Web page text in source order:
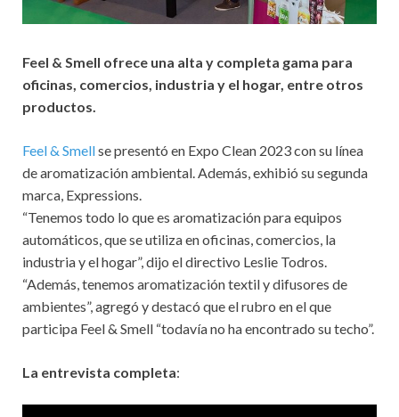
Feel & Smell ofrece una alta y completa gama para
oficinas, comercios, industria y el hogar, entre otros
productos.
Feel & Smellse presentó en Expo Clean 2023 con su línea
de aromatización ambiental. Además, exhibió su segunda
marca, Expressions.
“Tenemos todo lo que es aromatización para equipos
automáticos, que se utiliza en oficinas, comercios, la
industria y el hogar”, dijo el directivo Leslie Todros.
“Además, tenemos aromatización textil y difusores de
ambientes”, agregó y destacó que el rubro en el que
participa Feel & Smell “todavía no ha encontrado su techo”.
La entrevista completa: